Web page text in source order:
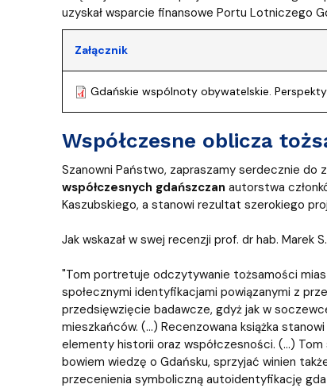
uzyskał wsparcie finansowe Portu Lotniczego
Załącznik
Gdańskie wspólnoty obywatelskie.
Współczesne oblicza
Szanowni Państwo, zapraszamy serdecznie do
współczesnych gdańszczan autorstwa
Kaszubskiego, a stanowi rezultat szerokiego
Jak wskazał w swej recenzji prof. dr hab. Marek
"Tom portretuje odczytywanie tożsamości
społecznymi identyfikacjami powiązanymi z
przedsięwzięcie badawcze, gdyż jak w
mieszkańców. (…) Recenzowana książka
elementy historii oraz współczesności. (…)
bowiem wiedzę o Gdańsku, sprzyjać winien
przecenienia symboliczną autoidentyfikację